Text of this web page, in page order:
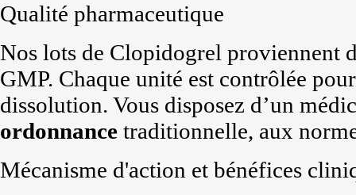
Qualité pharmaceutique
Nos lots de Clopidogrel proviennent
GMP. Chaque unité est contrôlée
dissolution. Vous disposez d’un
ordonnance traditionnelle, aux
Mécanisme d'action et bénéfices